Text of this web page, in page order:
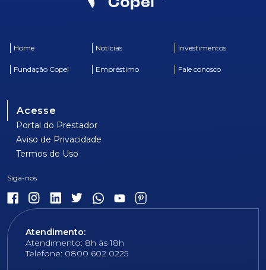
Home Notícias Investimentos
Fundação Copel Empréstimo Fale conosco
Acesse
Portal do Prestador
Aviso de Privacidade
Termos de Uso
Atendimento:
Atendimento: 8h às 18h
Telefone: 0800 602 0225